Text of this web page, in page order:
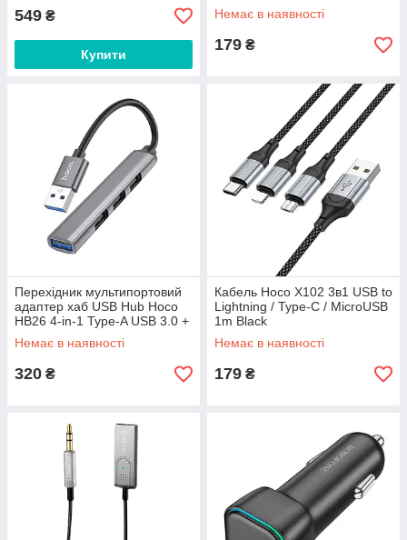
549 ₴
Купити
Немає в наявності
179 ₴
Перехідник мультипортовий
адаптер хаб USB Hub Hoco
HB26 4-in-1 Type-A USB 3.0 +
USB 2.0 ×3 Gray
Немає в наявності
320 ₴
Кабель Hoco X102 3в1 USB to
Lightning / Type-C / MicroUSB
1m Black
Немає в наявності
179 ₴